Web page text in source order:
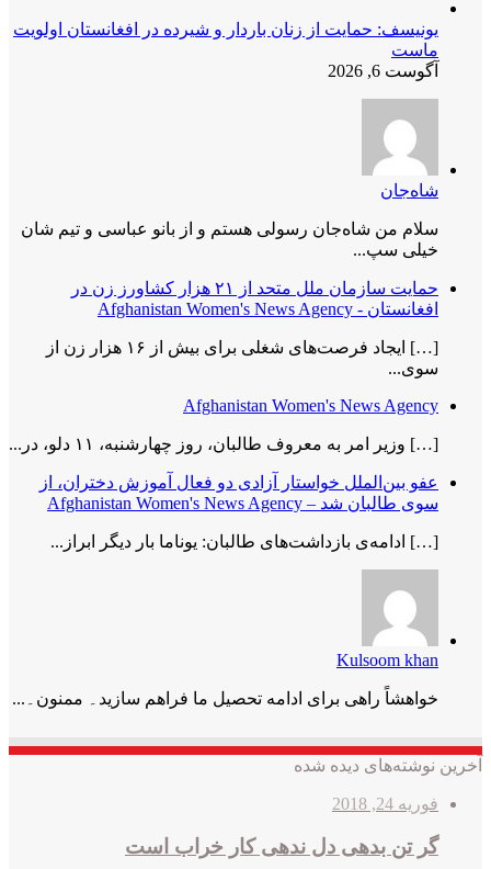
یونیسف: حمایت از زنان باردار و شیرده در افغانستان اولویت
ماست
آگوست 6, 2026
شاه‌جان
سلام من شاه‌جان رسولی هستم و از بانو عباسی و تیم شان
خیلی سپ...
حمایت سازمان ملل متحد از ۲۱ هزار کشاورز زن در
افغانستان - Afghanistan Women's News Agency
[…] ایجاد فرصت‌های شغلی برای بیش از ۱۶ هزار زن از
سوی...
Afghanistan Women's News Agency
[…] وزیر امر به معروف طالبان، روز چهارشنبه، ۱۱ دلو، در...
عفو بین‌الملل خواستار آزادی دو فعال آموزش دختران، از
سوی طالبان شد – Afghanistan Women's News Agency
[…] ادامه‌ی بازداشت‌های طالبان: یوناما بار دیگر ابراز...
Kulsoom khan
خواھشاً راھی برای ادامه تحصیل ما فراھم سازید۔ ممنون۔...
آخرین نوشته‌های دیده شده
فوریه 24, 2018
گر تن بدهی دل ندهی کار خراب است